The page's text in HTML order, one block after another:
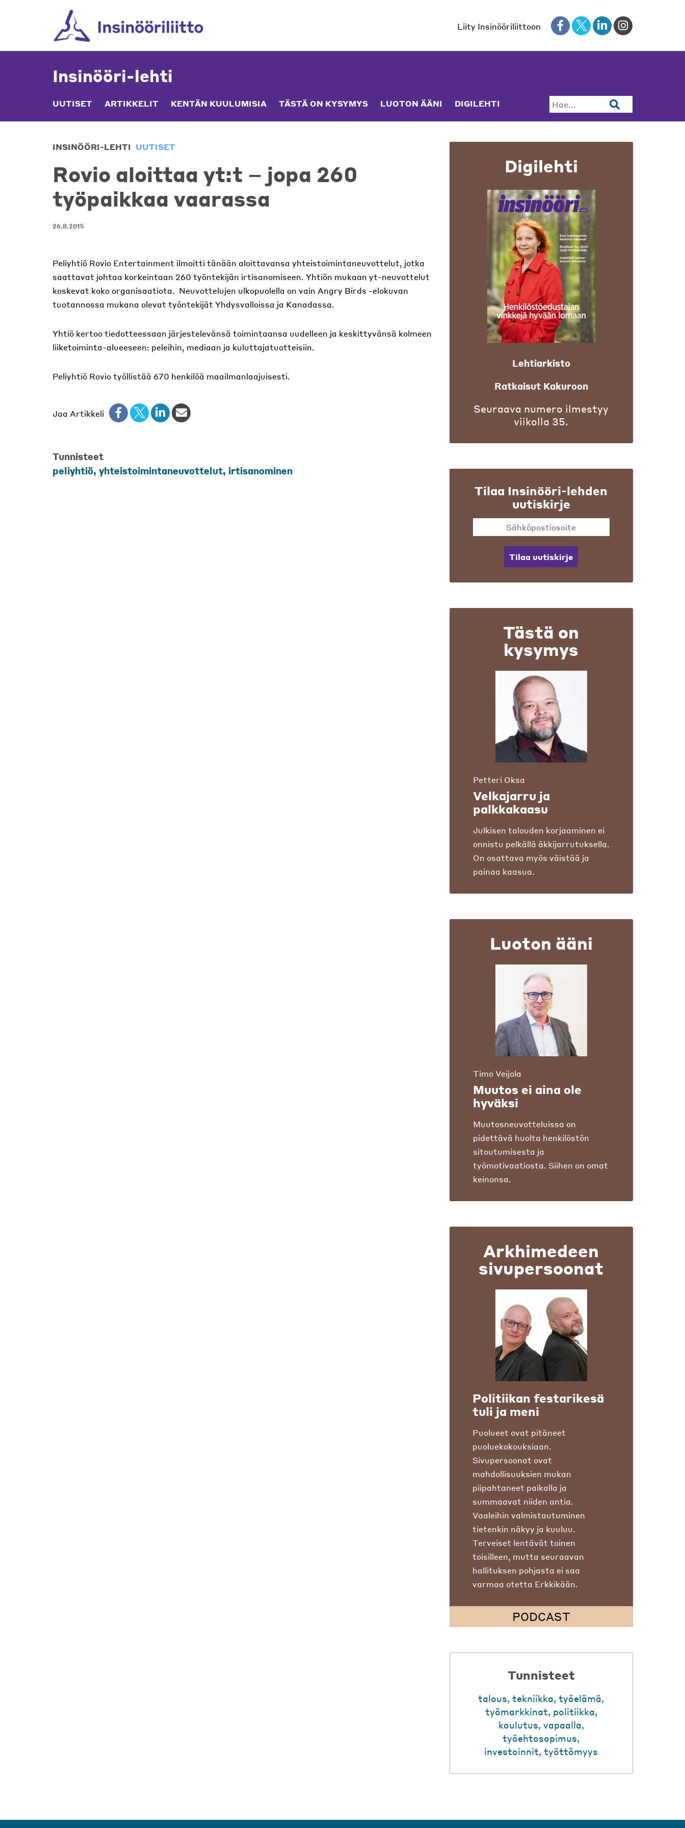
Liity Insinööriliittoon
Insinööri-lehti
UUTISET ARTIKKELIT KENTÄN KUULUMISIA TÄSTÄ ON KYSYMYS LUOTON ÄÄNI DIGILEHTI Hae...
INSINÖÖRI-LEHTI UUTISET
Rovio aloittaa yt:t – jopa 260
työpaikkaa vaarassa
26.8.2015
Peliyhtiö Rovio Entertainment ilmoitti tänään aloittavansa yhteistoimintaneuvottelut, jotka
saattavat johtaa korkeintaan 260 työntekijän irtisanomiseen. Yhtiön mukaan yt-neuvottelut
koskevat koko organisaatiota. Neuvottelujen ulkopuolella on vain Angry Birds -elokuvan
tuotannossa mukana olevat työntekijät Yhdysvalloissa ja Kanadassa.
Yhtiö kertoo tiedotteessaan järjestelevänsä toimintaansa uudelleen ja keskittyvänsä kolmeen
liiketoiminta-alueeseen: peleihin, mediaan ja kuluttajatuotteisiin.
Peliyhtiö Rovio työllistää 670 henkilöä maailmanlaajuisesti.
Jaa Artikkeli
Tunnisteet
peliyhtiö, yhteistoimintaneuvottelut, irtisanominen
Digilehti
Lehtiarkisto
Ratkaisut Kakuroon
Seuraava numero ilmestyy
viikolla 35.
Tilaa Insinööri-lehden
uutiskirje
Tilaa uutiskirje
Tästä on
kysymys
Petteri Oksa
Velkajarru ja
palkkakaasu
Julkisen talouden korjaaminen ei
onnistu pelkällä äkkijarrutuksella.
On osattava myös väistää ja
painaa kaasua.
Luoton ääni
Timo Veijola
Muutos ei aina ole
hyväksi
Muutosneuvotteluissa on
pidettävä huolta henkilöstön
sitoutumisesta ja
työmotivaatiosta. Siihen on omat
keinonsa.
Arkhimedeen
sivupersoonat
Politiikan festarikesä
tuli ja meni
Puolueet ovat pitäneet
puoluekokouksiaan.
Sivupersoonat ovat
mahdollisuuksien mukan
piipahtaneet paikalla ja
summaavat niiden antia.
Vaaleihin valmistautuminen
tietenkin näkyy ja kuuluu.
Terveiset lentävät toinen
toisilleen, mutta seuraavan
hallituksen pohjasta ei saa
varmaa otetta Erkkikään.
PODCAST
Tunnisteet
talous,tekniikka,työelämä,
työmarkkinat, politiikka,
koulutus, vapaalla,
työehtosopimus,
investoinnit,työttömyys